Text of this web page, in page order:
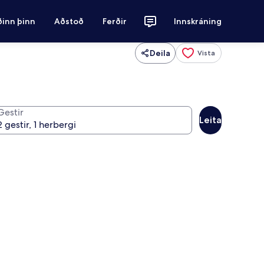
þinn Aðstoð Ferðir Innskráning
Deila Vista
Leita